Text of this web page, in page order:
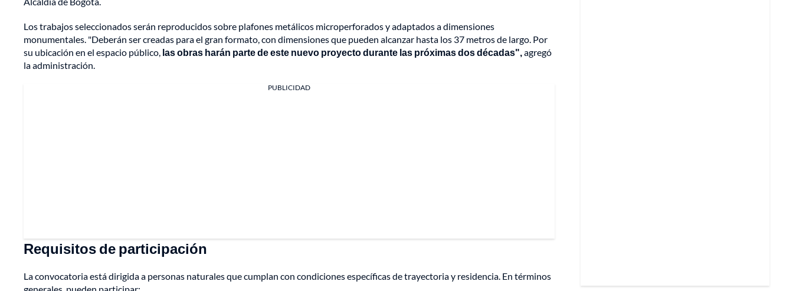
Los trabajos seleccionados serán reproducidos sobre plafones metálicos microperforados y adaptados a dimensiones
monumentales. "Deberán ser creadas para el gran formato, con dimensiones que pueden alcanzar hasta los 37 metros de largo. Por
su ubicación en el espacio público, las obras harán parte de este nuevo proyecto durante las próximas dos décadas",agregó
la administración.
PUBLICIDAD
Requisitos de participación
La convocatoria está dirigida a personas naturales que cumplan con condiciones específicas de trayectoria y residencia. En términos